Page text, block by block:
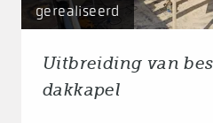
gerealiseerd
Uitbreiding van
dakkapel